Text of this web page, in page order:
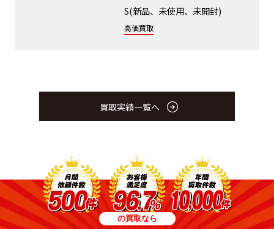
S(新品、未使用、未開封)
高価買取
買取実績一覧へ
の買取なら